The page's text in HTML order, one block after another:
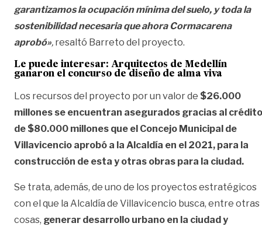
garantizamos la ocupación mínima del suelo, y toda la
sostenibilidad necesaria que ahora Cormacarena
aprobó», resaltó Barreto del proyecto.
Le puede interesar: Arquitectos de Medellín
ganaron el concurso de diseño de alma viva
Los recursos del proyecto por un valor de $26.000
millones se encuentran asegurados gracias al crédito
de $80.000 millones que el Concejo Municipal de
Villavicencio aprobó a la Alcaldía en el 2021, para la
construcción de esta y otras obras para la ciudad.
Se trata, además, de uno de los proyectos estratégicos
con el que la Alcaldía de Villavicencio busca, entre otras
cosas, generar desarrollo urbano en la ciudad y